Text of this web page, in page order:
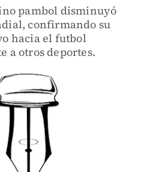
pambol disminuyó
confirmando su
hacia el futbol
a otros deportes.